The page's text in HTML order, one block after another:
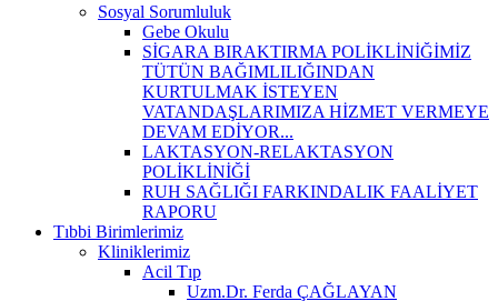
Sosyal Sorumluluk
Gebe Okulu
SİGARA BIRAKTIRMA POLİKLİNİĞİMİZ
TÜTÜN BAĞIMLILIĞINDAN
KURTULMAK İSTEYEN
VATANDAŞLARIMIZA HİZMET VERMEYE
DEVAM EDİYOR...
LAKTASYON-RELAKTASYON
POLİKLİNİĞİ
RUH SAĞLIĞI FARKINDALIK FAALİYET
RAPORU
Tıbbi Birimlerimiz
Kliniklerimiz
Acil Tıp
Uzm.Dr. Ferda ÇAĞLAYAN